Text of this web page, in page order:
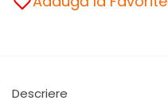
Descriere